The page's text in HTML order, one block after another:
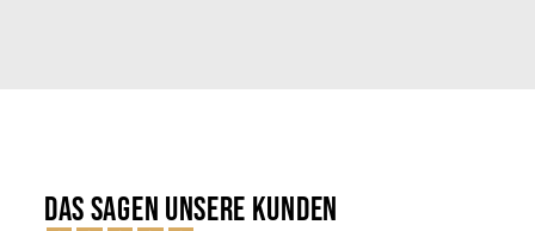
Das sagen unsere Kunden